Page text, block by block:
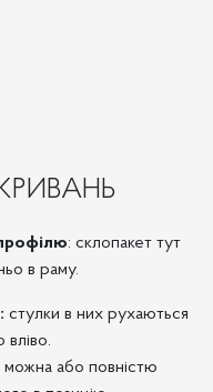
: склопакет тут
в раму.
стулки в них рухаються
можна або повністю